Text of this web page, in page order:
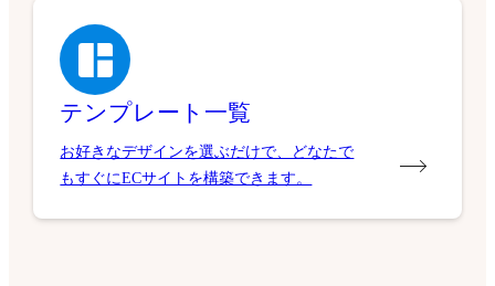
テンプレート一覧
お好きなデザインを選ぶだけで、どなたで
もすぐにECサイトを構築できます。